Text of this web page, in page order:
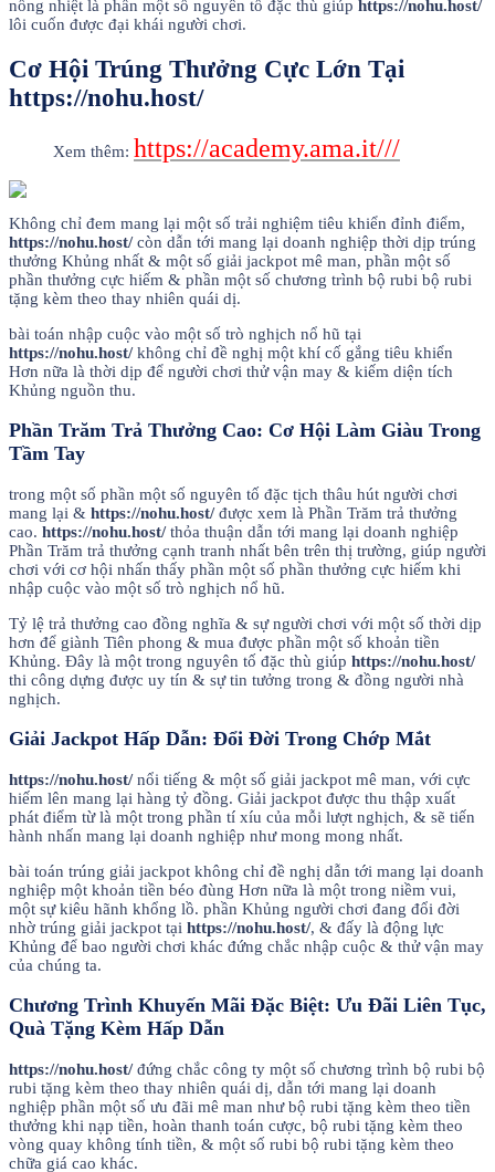
nồng nhiệt là phần một số nguyên tố đặc thù giúp https://nohu.host/
lôi cuốn được đại khái người chơi.
Cơ Hội Trúng Thưởng Cực Lớn Tại
https://nohu.host/
Xem thêm: https://academy.ama.it///
Không chỉ đem mang lại một số trải nghiệm tiêu khiển đỉnh điểm,
https://nohu.host/còn dẫn tới mang lại doanh nghiệp thời dịp trúng
thưởng Khủng nhất & một số giải jackpot mê man, phần một số
phần thưởng cực hiếm & phần một số chương trình bộ rubi bộ rubi
tặng kèm theo thay nhiên quái dị.
bài toán nhập cuộc vào một số trò nghịch nổ hũ tại
https://nohu.host/không chỉ đề nghị một khí cố gắng tiêu khiển
Hơn nữa là thời dịp để người chơi thử vận may & kiếm diện tích
Khủng nguồn thu.
Phần Trăm Trả Thưởng Cao: Cơ Hội Làm Giàu Trong
Tầm Tay
trong một số phần một số nguyên tố đặc tịch thâu hút người chơi
mang lại & https://nohu.host/được xem là Phần Trăm trả thưởng
cao. https://nohu.host/thỏa thuận dẫn tới mang lại doanh nghiệp
Phần Trăm trả thưởng cạnh tranh nhất bên trên thị trường, giúp người
chơi với cơ hội nhấn thấy phần một số phần thưởng cực hiếm khi
nhập cuộc vào một số trò nghịch nổ hũ.
Tỷ lệ trả thưởng cao đồng nghĩa & sự người chơi với một số thời dịp
hơn để giành Tiên phong & mua được phần một số khoản tiền
Khủng. Đây là một trong nguyên tố đặc thù giúp https://nohu.host/
thi công dựng được uy tín & sự tin tưởng trong & đồng người nhà
nghịch.
Giải Jackpot Hấp Dẫn: Đổi Đời Trong Chớp Mắt
https://nohu.host/nổi tiếng & một số giải jackpot mê man, với cực
hiếm lên mang lại hàng tỷ đồng. Giải jackpot được thu thập xuất
phát điểm từ là một trong phần tí xíu của mỗi lượt nghịch, & sẽ tiến
hành nhấn mang lại doanh nghiệp như mong mong nhất.
bài toán trúng giải jackpot không chỉ đề nghị dẫn tới mang lại doanh
nghiệp một khoản tiền béo đùng Hơn nữa là một trong niềm vui,
một sự kiêu hãnh khổng lồ. phần Khủng người chơi đang đổi đời
nhờ trúng giải jackpot tại https://nohu.host/, & đấy là động lực
Khủng để bao người chơi khác đứng chắc nhập cuộc & thử vận may
của chúng ta.
Chương Trình Khuyến Mãi Đặc Biệt: Ưu Đãi Liên Tục,
Quà Tặng Kèm Hấp Dẫn
https://nohu.host/đứng chắc công ty một số chương trình bộ rubi bộ
rubi tặng kèm theo thay nhiên quái dị, dẫn tới mang lại doanh
nghiệp phần một số ưu đãi mê man như bộ rubi tặng kèm theo tiền
thưởng khi nạp tiền, hoàn thanh toán cược, bộ rubi tặng kèm theo
vòng quay không tính tiền, & một số rubi bộ rubi tặng kèm theo
chữa giá cao khác.